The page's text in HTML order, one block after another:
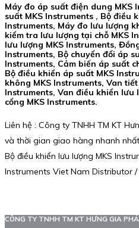
Máy đo áp suất điện dung MKS
suất MKS Instruments , Bộ điều
Instruments, Máy đo lưu lượng
kiểm tra lưu lượng tại chỗ MKS
lưu lượng MKS Instruments,
Instruments, Bộ chuyển đổi áp
Instruments, Cảm biến áp suất
Bộ điều khiển áp suất MKS
không MKS Instruments, Van
Instruments, Van điều khiển lưu
cổng MKS Instruments.
Liên hệ : Công ty TNHH TM KT
và thời gian giao hàng nhanh
Bộ điều khiển lưu lượng MKS
Instruments Viet Nam Distributor
CÔNG TY TNHH TM KT HƯNG GIA